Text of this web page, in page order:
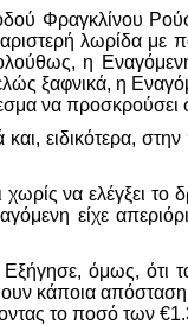
Φραγκλίνου
λωρίδα
η
ξαφνικά, η
να
ειδικότερα,
να ελέγξει το
είχε
όμως, ότι
κάποια
το ποσό των €